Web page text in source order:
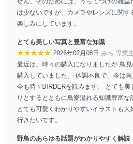
改訂：2025年2月20日
制定：2005年4月1日
代表取締役会長 西野 伸一郎
個人情報の取扱いについて
１．個人情報保護管理者
当社は以下の個人情報保護管理者を
護管理者の責任のもと、個人情報を
用・提供・管理いたします。
株式会社富士山マガジンサービス
は少ないですが、カメラやレンズに関す
楽しみにしています。
とても美しい写真と豊富な知識
★★★★★ 2026年02月08日 みち 専業
最近は、時々の購入になりましたが 鳥
購入していました。 体調不良で、今は
今も時々BIRDERを読みます。 とても美
りとするとともに鳥愛溢れる知識豊富な
とても可愛くわかりやすいイラストも大
行きたいです。
野鳥のあらゆる話題がわかりやすく解説